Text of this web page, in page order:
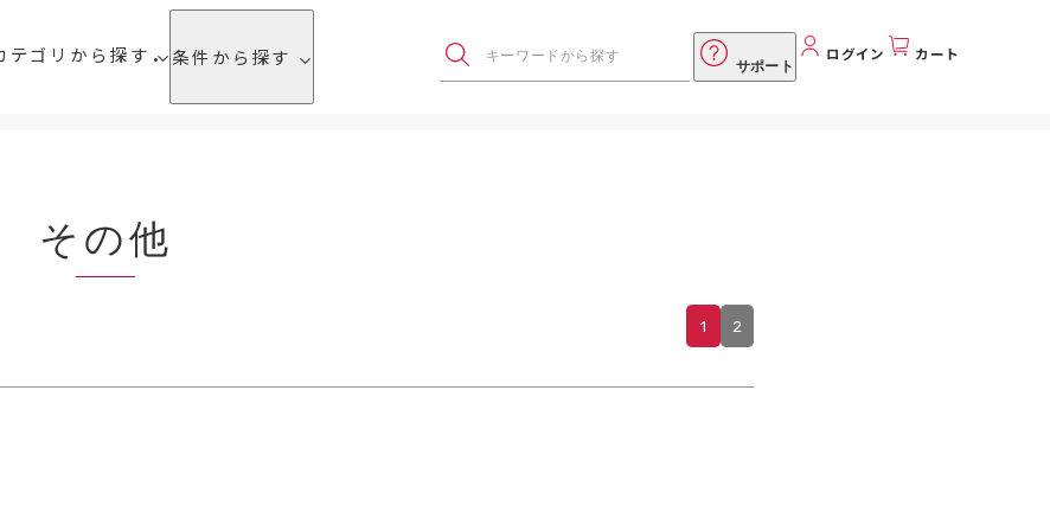
テゴリから探す 条件から探す サポート
ログイン カート
その他
1 2